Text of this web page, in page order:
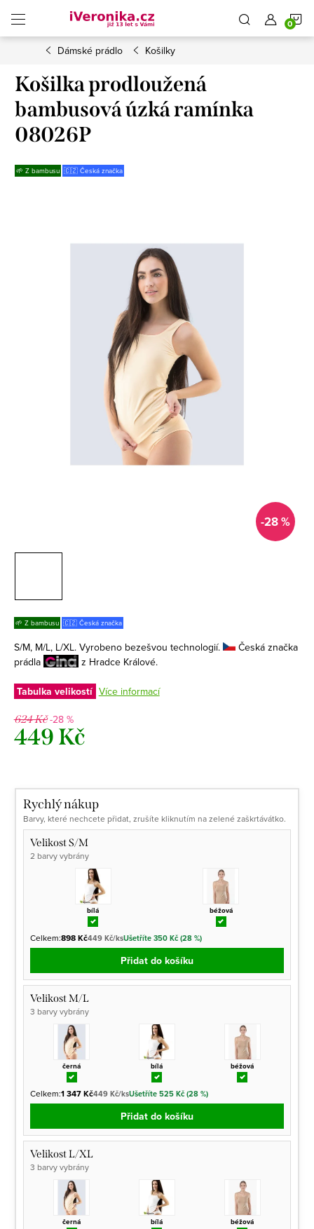
obsah
Dámské prádlo Košilky
Košilka prodloužená
bambusová úzká ramínka
08026P
🌱 Z bambusu 🇨🇿 Česká značka
-28 %
🌱 Z bambusu 🇨🇿 Česká značka
S/M, M/L, L/XL. Vyrobeno bezešvou technologií.
Česká značka
prádla
z Hradce Králové.
Tabulka velikostí Více informací
624 Kč-28 %
449 Kč
Rychlý nákup
Barvy, které nechcete přidat, zrušíte kliknutím na zelené zaškrtávátko.
Velikost S/M
2 barvy vybrány
bílá béžová
Celkem:898 Kč449 Kč/ksUšetříte 350 Kč (28 %)
Přidat do košíku
Velikost M/L
3 barvy vybrány
černá bílá béžová
Celkem:1 347 Kč449 Kč/ksUšetříte 525 Kč (28 %)
Přidat do košíku
Velikost L/XL
3 barvy vybrány
černá bílá béžová